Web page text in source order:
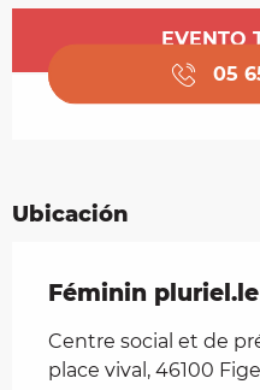
Horarios y datos
EVENTO
05
Ubicación
Féminin
Centre social et de
place vival, 46100